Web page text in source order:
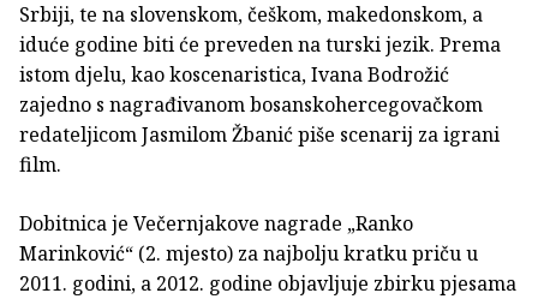
Srbiji, te na slovenskom, češkom, makedonskom, a
iduće godine biti će preveden na turski jezik. Prema
istom djelu, kao koscenaristica, Ivana Bodrožić
zajedno s nagrađivanom bosanskohercegovačkom
redateljicom Jasmilom Žbanić piše scenarij za igrani
film.
Dobitnica je Večernjakove nagrade „Ranko
Marinković“ (2. mjesto) za najbolju kratku priču u
2011. godini, a 2012. godine objavljuje zbirku pjesama